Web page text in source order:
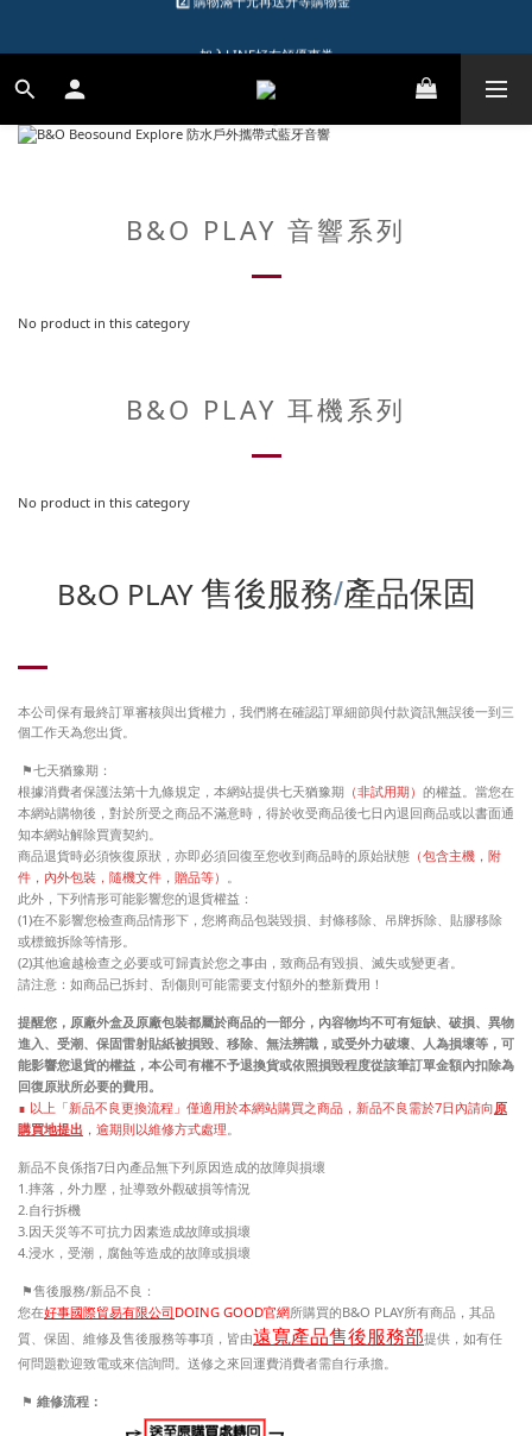
1️⃣ 加入會員送$150購物金
B&O PLAY 音響系列
No product in this category
B&O PLAY 耳機系列
No product in this category
B&O PLAY售後服務/產品保固
本公司保有最終訂單審核與出貨權力，我們將在確認訂單細節與付款資訊無誤後一到三
個工作天為您出貨。
⚑七天猶豫期：
根據消費者保護法第十九條規定，本網站提供七天猶豫期 （非試用期） 的權益。當您在
本網站購物後，對於所受之商品不滿意時，得於收受商品後七日內退回商品或以書面通
知本網站解除買賣契約。
商品退貨時必須恢復原狀，亦即必須回復至您收到商品時的原始狀態 （包含主機，附
件，內外包裝，隨機文件，贈品等）
此外，下列情形可能影響您的退貨權益：
(1)在不影響您檢查商品情形下，您將商品包裝毀損、封條移除、吊牌拆除、貼膠移除
或標籤拆除等情形。
(2)其他逾越檢查之必要或可歸責於您之事由，致商品有毀損、滅失或變更者。
請注意：如商品已拆封、刮傷則可能需要支付額外的整新費用！
提醒您，原廠外盒及原廠包裝都屬於商品的一部分，內容物均不可有短缺、破損、異物
進入、受潮、保固雷射貼紙被損毀、移除、無法辨識，或受外力破壞、人為損壞等，可
能影響您退貨的權益，本公司有權不予退換貨或依照損毀程度從該筆訂單金額內扣除為
回復原狀所必要的費用。
∎ 以上「新品不良更換流程」僅適用於本網站購買之商品， 新品不良需於7日內請向原
購買地提出 ，逾期則以維修方式處理
新品不良係指7日內產品無下列原因造成的故障與損壞
1. 摔落，外力壓，扯導致外觀破損等情況
2. 自行拆機
3. 因天災等不可抗力因素造成故障或損壞
4. 浸水，受潮，腐蝕等造成的故障或損壞
⚑售後服務/新品不良：
您在好事國際貿易有限公司DOING GOOD官網所購買的B&O PLAY所有商品，其品
質、保固、維修及售後服務等事項，皆由遠寬產品售後服務部提供，如有任
何問題歡迎致電或來信詢問。送修之來回運費消費者需自行承擔。
⚑ 維修流程：